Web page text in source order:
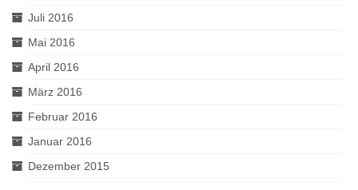
Juli 2016
Mai 2016
April 2016
März 2016
Februar 2016
Januar 2016
Dezember 2015